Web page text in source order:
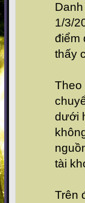
1/3/
điểm
thấy
Theo
dưới
tài
Trên